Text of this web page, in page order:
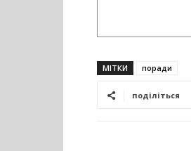
МІТКИ поради
поділіться